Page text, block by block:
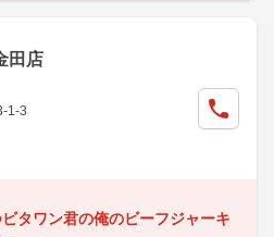
田店
1-3
タワン君の俺のビーフジャーキ